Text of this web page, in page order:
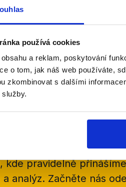
používá cookies
a reklam, poskytování
o tom, jak náš web používáte,
zkombinovat s dalšími
OVĚŘENO
newsletteru nebo
kde pravidelně
analýz. Začněte nás